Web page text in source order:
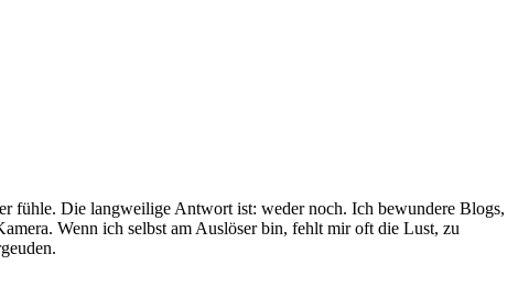
fühle. Die langweilige Antwort ist: weder noch. Ich bewundere Blogs,
Wenn ich selbst am Auslöser bin, fehlt mir oft die Lust, zu